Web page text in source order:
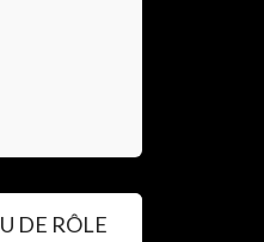
DE RÔLE